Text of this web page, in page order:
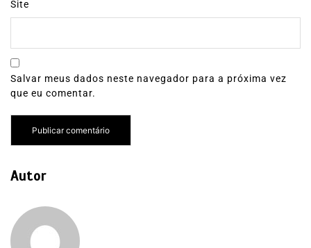
Site
Salvar meus dados neste navegador para a próxima vez
que eu comentar.
Autor